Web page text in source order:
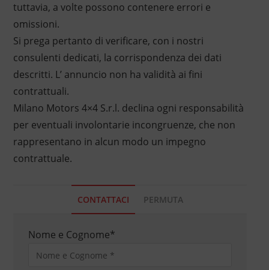
tuttavia, a volte possono contenere errori e
omissioni.
Si prega pertanto di verificare, con i nostri
consulenti dedicati, la corrispondenza dei dati
descritti. L’ annuncio non ha validità ai fini
contrattuali.
Milano Motors 4×4 S.r.l. declina ogni responsabilità
per eventuali involontarie incongruenze, che non
rappresentano in alcun modo un impegno
contrattuale.
CONTATTACI PERMUTA
Nome e Cognome*